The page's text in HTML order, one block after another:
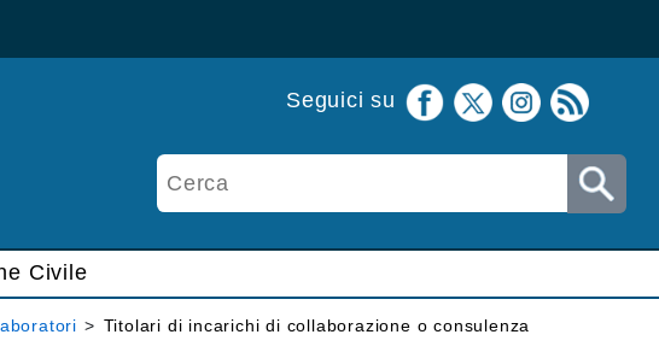
Seguici su
Civile
> Titolari di incarichi di collaborazione o consulenza